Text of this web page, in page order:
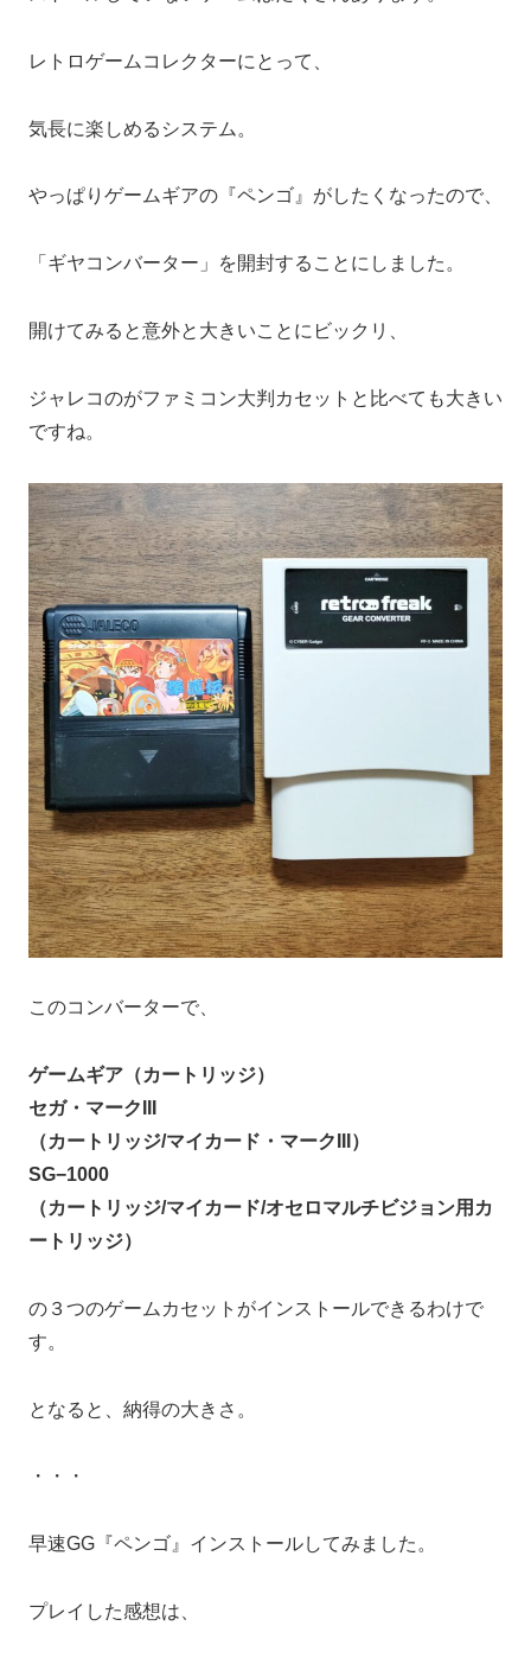
レトロゲームコレクターにとって、
気長に楽しめるシステム。
やっぱりゲームギアの『ペンゴ』がしたくなったので、
「ギヤコンバーター」を開封することにしました。
開けてみると意外と大きいことにビックリ、
ジャレコのがファミコン大判カセットと比べても大きい
ですね。
このコンバーターで、
ゲームギア（カートリッジ）
セガ・マークIII
（カートリッジ/マイカード・マークIII）
SG−1000
（カートリッジ/マイカード/オセロマルチビジョン用カ
ートリッジ）
の３つのゲームカセットがインストールできるわけで
す。
となると、納得の大きさ。
・・・
早速GG『ペンゴ』インストールしてみました。
プレイした感想は、